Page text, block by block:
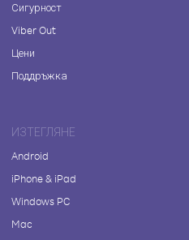
Сигурност
Viber Out
Цени
Поддръжка
ИЗТЕГЛЯНЕ
Android
iPhone & iPad
Windows PC
Mac